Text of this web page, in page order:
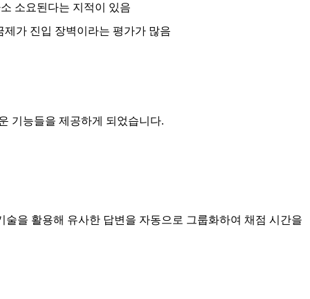
소요된다는 지적이 있음
가 진입 장벽이라는 평가가 많음
기능들을 제공하게 되었습니다.
을 활용해 유사한 답변을 자동으로 그룹화하여 채점 시간을